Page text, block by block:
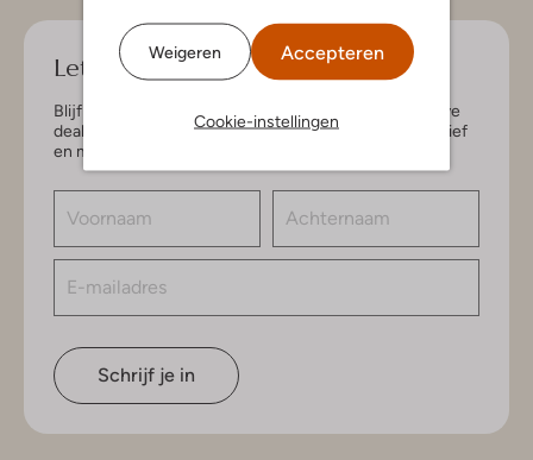
Weigeren Accepteren
Cookie-instellingen
Let's keep in touch!
Blijf op de hoogte van de nieuwste items en exclusieve
deals, speciaal voor jou. Schrijf je in voor de nieuwsbrief
en maak kans op € 150,- shoptegoed.
Schrijf je in